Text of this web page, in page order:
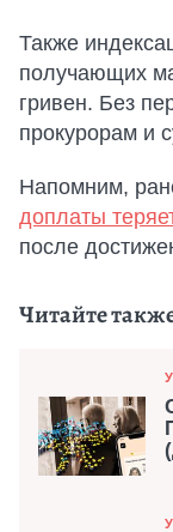
Также
получающих
гривен. Без
прокурорам и
Напомним,
доплаты
после
Читайте